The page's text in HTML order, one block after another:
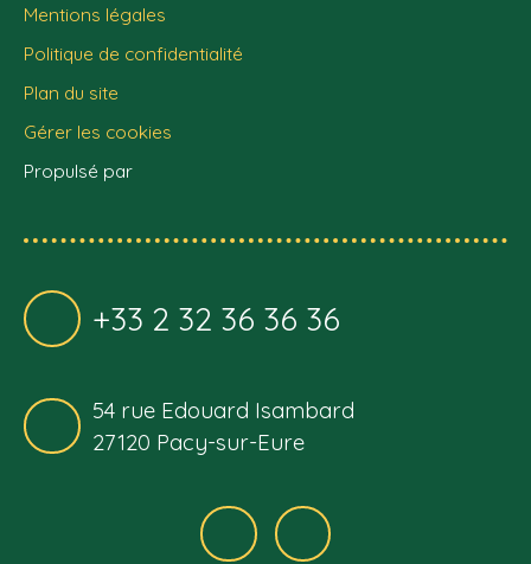
Mentions légales
Politique de confidentialité
Plan du site
Gérer les cookies
Propulsé par
+33 2 32 36 36 36
54 rue Edouard Isambard
27120 Pacy-sur-Eure